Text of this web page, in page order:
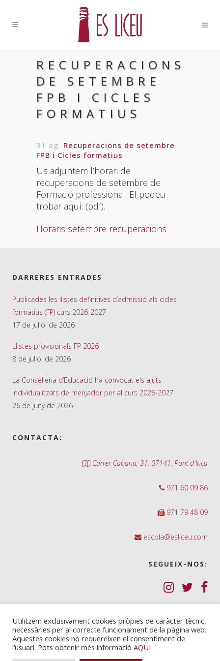
RECUPERACIONS
DE SETEMBRE
FPB I CICLES
FORMATIUS
31 ag. Recuperacions de setembre
FPB i Cicles formatius
Us adjuntem l’horari de
recuperacions de setembre de
Formació professional. El podeu
trobar aquí: (pdf).
Horaris setembre recuperacions
DARRERES ENTRADES
Publicades les llistes definitives d’admissió als cicles
formatius (FP) curs 2026-2027
17 de juliol de 2026
Llistes provisionals FP 2026
8 de juliol de 2026
La Conselleria d’Educació ha convocat els ajuts
individualitzats de menjador per al curs 2026-2027
26 de juny de 2026
CONTACTA:
Carrer Cabana, 31. 07141. Pont d'Inca
971 60 09 86
971 79 48 09
escola@esliceu.com
SEGUEIX-NOS:
Política de Galetes (cookies)
Política de privadesa
Nota legal i condicions d’ús
Utilitzem exclusivament cookies pròpies de caràcter tècnic,
necessàries per al correcte funcionament de la pàgina web.
Aquestes cookies no requereixen el consentiment de
l’usuari. Pots obtenir més informació AQUI